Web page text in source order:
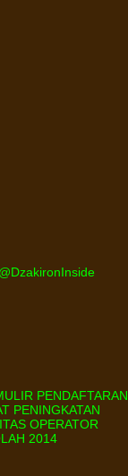
PENDAFTARAN
PENINGKATAN
OPERATOR
2014